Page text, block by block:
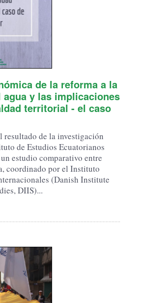
de la reforma a la
agua y las implicaciones
territorial - el caso
resultado de la investigación
de Estudios Ecuatorianos
estudio comparativo entre
coordinado por el Instituto
(Danish Institute
DIIS)...